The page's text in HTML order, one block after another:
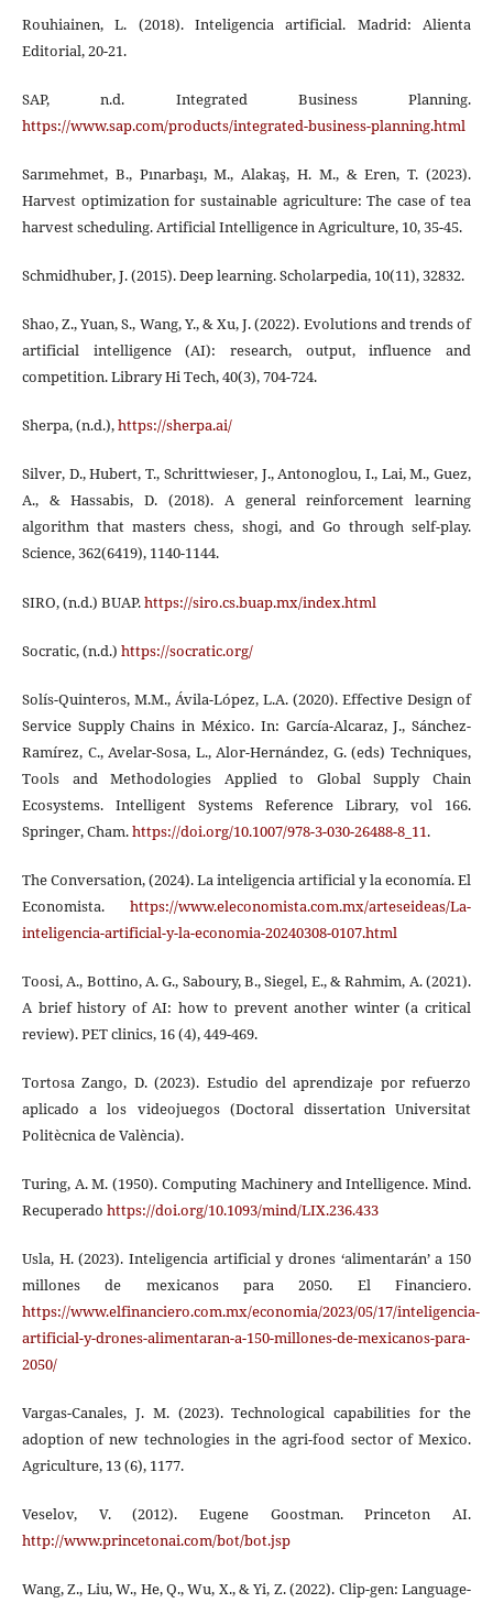
Rouhiainen, L. (2018). Inteligencia artificial. Madrid: Alienta
Editorial, 20-21.
SAP, n.d. Integrated Business Planning.
https://www.sap.com/products/integrated-business-planning.html
Sarımehmet, B., Pınarbaşı, M., Alakaş, H. M., & Eren, T. (2023).
Harvest optimization for sustainable agriculture: The case of tea
harvest scheduling. Artificial Intelligence in Agriculture, 10, 35-45.
Schmidhuber, J. (2015). Deep learning. Scholarpedia, 10(11), 32832.
Shao, Z., Yuan, S., Wang, Y., & Xu, J. (2022). Evolutions and trends of
artificial intelligence (AI): research, output, influence and
competition. Library Hi Tech, 40(3), 704-724.
Sherpa, (n.d.),https://sherpa.ai/
Silver, D., Hubert, T., Schrittwieser, J., Antonoglou, I., Lai, M., Guez,
A., & Hassabis, D. (2018). A general reinforcement learning
algorithm that masters chess, shogi, and Go through self-play.
Science, 362(6419), 1140-1144.
SIRO, (n.d.) BUAP.https://siro.cs.buap.mx/index.html
Socratic, (n.d.) https://socratic.org/
Solís-Quinteros, M.M., Ávila-López, L.A. (2020). Effective Design of
Service Supply Chains in México. In: García-Alcaraz, J., Sánchez-
Ramírez, C., Avelar-Sosa, L., Alor-Hernández, G. (eds) Techniques,
Tools and Methodologies Applied to Global Supply Chain
Ecosystems. Intelligent Systems Reference Library, vol 166.
Springer, Cham.https://doi.org/10.1007/978-3-030-26488-8_11.
The Conversation, (2024). La inteligencia artificial y la economía. El
Economista.https://www.eleconomista.com.mx/arteseideas/La-
inteligencia-artificial-y-la-economia-20240308-0107.html
Toosi, A., Bottino, A. G., Saboury, B., Siegel, E., & Rahmim, A. (2021).
A brief history of AI: how to prevent another winter (a critical
review). PET clinics, 16 (4), 449-469.
Tortosa Zango, D. (2023). Estudio del aprendizaje por refuerzo
aplicado a los videojuegos (Doctoral dissertation Universitat
Politècnica de València).
Turing, A. M. (1950). Computing Machinery and Intelligence. Mind.
Recuperado https://doi.org/10.1093/mind/LIX.236.433
Usla, H. (2023). Inteligencia artificial y drones ‘alimentarán’ a 150
millones de mexicanos para 2050. El Financiero.
https://www.elfinanciero.com.mx/economia/2023/05/17/inteligencia-
artificial-y-drones-alimentaran-a-150-millones-de-mexicanos-para-
2050/
Vargas-Canales, J. M. (2023). Technological capabilities for the
adoption of new technologies in the agri-food sector of Mexico.
Agriculture, 13 (6), 1177.
Veselov, V. (2012). Eugene Goostman. Princeton AI.
http://www.princetonai.com/bot/bot.jsp
Wang, Z., Liu, W., He, Q., Wu, X., & Yi, Z. (2022). Clip-gen: Language-